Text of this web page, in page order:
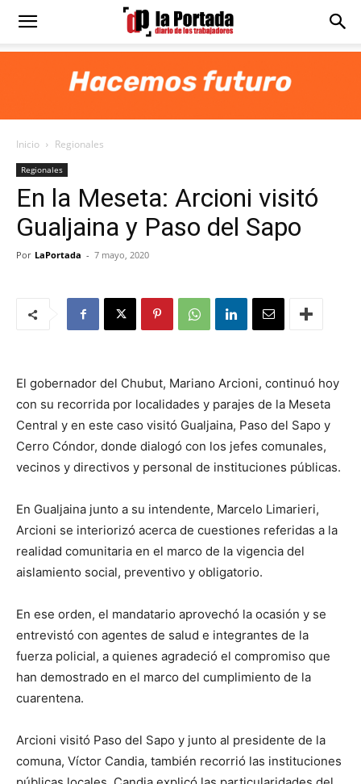
Diario
Portada
Inicio Regionales
Regionales
En la Meseta: Arcioni visitó
Gualjaina y Paso del Sapo
Por LaPortada - 7 mayo, 2020
El gobernador del Chubut, Mariano Arcioni, continuó hoy
con su recorrida por localidades y parajes de la Meseta
Central y en este caso visitó Gualjaina, Paso del Sapo y
Cerro Cóndor, donde dialogó con los jefes comunales,
vecinos y directivos y personal de instituciones públicas.
En Gualjaina junto a su intendente, Marcelo Limarieri,
Arcioni se interiorizó acerca de cuestiones referidas a la
realidad comunitaria en el marco de la vigencia del
aislamiento social, preventivo y obligatorio.
En ese orden, el mandatario aprovechó la ocasión y se
entrevistó con agentes de salud e integrantes de la
fuerza policial, a quienes agradeció el compromiso que
han demostrado en el marco del cumplimiento de la
cuarentena.
Arcioni visitó Paso del Sapo y junto al presidente de la
comuna, Víctor Candia, también recorrió las instituciones